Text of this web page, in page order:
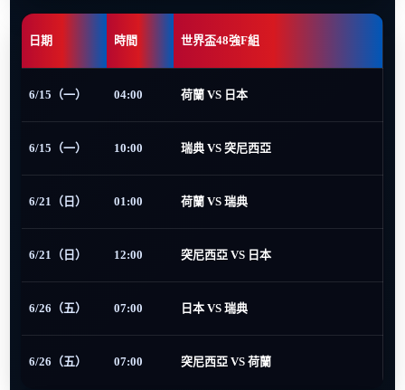
日期 時間 世界盃48強F組
6/15（一） 04:00 荷蘭 VS 日本
6/15（一） 10:00 瑞典 VS 突尼西亞
6/21（日） 01:00 荷蘭 VS 瑞典
6/21（日） 12:00 突尼西亞 VS 日本
6/26（五） 07:00 日本 VS 瑞典
6/26（五） 07:00 突尼西亞 VS 荷蘭